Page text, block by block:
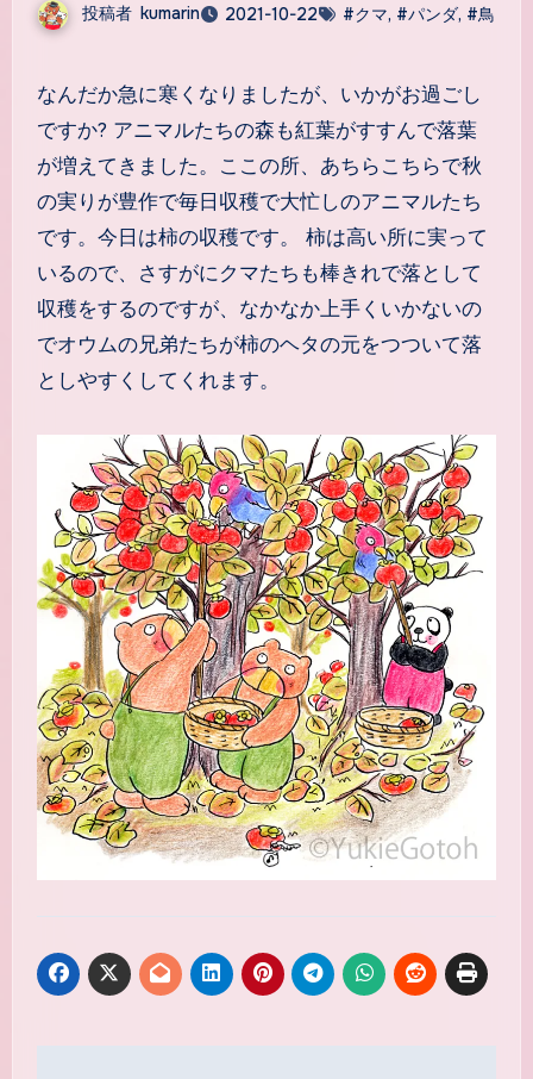
投稿者 kumarin 2021-10-22 #クマ, #パンダ, #鳥
なんだか急に寒くなりましたが、いかがお過ごし
ですか? アニマルたちの森も紅葉がすすんで落葉
が増えてきました。ここの所、あちらこちらで秋
の実りが豊作で毎日収穫で大忙しのアニマルたち
です。今日は柿の収穫です。 柿は高い所に実って
いるので、さすがにクマたちも棒きれで落として
収穫をするのですが、なかなか上手くいかないの
でオウムの兄弟たちが柿のヘタの元をつついて落
としやすくしてくれます。